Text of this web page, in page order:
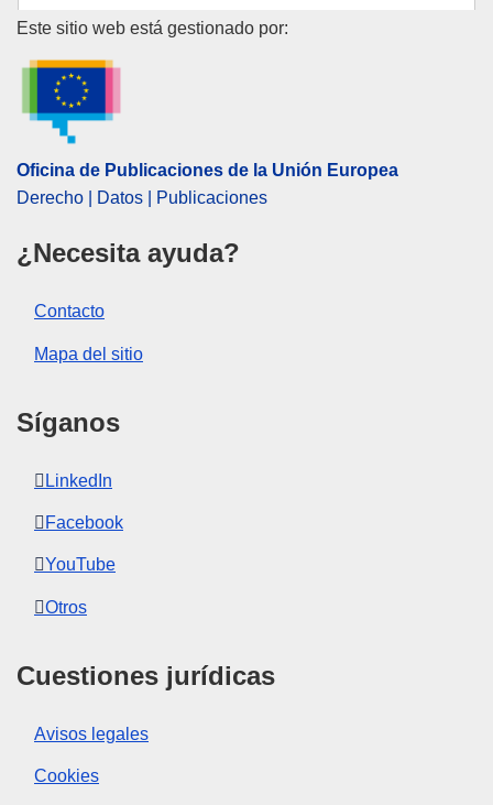
Comisión Europea
Tema:acción de la UE
papel internacional de la UE
seguridad común
IMMC : JOIN(2020)6 final
Oficina de Publicaciones de la
Este sitio web está gestionado por:
Oficina de Publicaciones de la Unión Europea
Derecho | Datos | Publicaciones
¿Necesita ayuda?
Contacto
Mapa del sitio
Síganos
LinkedIn
Facebook
YouTube
Otros
Cuestiones jurídicas
Avisos legales
Cookies